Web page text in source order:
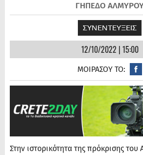
ΓΗΠΕΔΟ
ΣΥΝΕΝΤΕΥΞΕΙΣ
12/10/2022 | 15:00
ΜΟΙΡΑΣΟΥ ΤΟ:
Στην ιστορικότητα της πρόκρισης